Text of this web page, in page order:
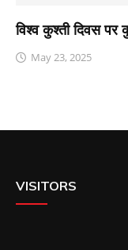
विश्व कुश्ती दिवस पर
May 23, 2025
VISITORS